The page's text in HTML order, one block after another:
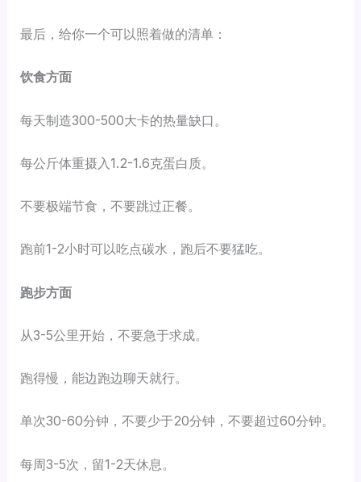
最后，给你一个可以照着做的清单：
饮食方面
每天制造300-500大卡的热量缺口。
每公斤体重摄入1.2-1.6克蛋白质。
不要极端节食，不要跳过正餐。
跑前1-2小时可以吃点碳水，跑后不要猛吃。
跑步方面
从3-5公里开始，不要急于求成。
跑得慢，能边跑边聊天就行。
单次30-60分钟，不要少于20分钟，不要超过60分钟。
每周3-5次，留1-2天休息。